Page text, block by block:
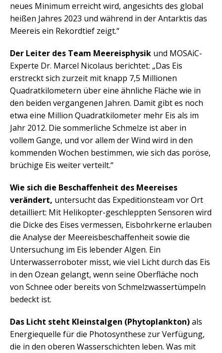
neues Minimum erreicht wird, angesichts des global
heißen Jahres 2023 und während in der Antarktis das
Meereis ein Rekordtief zeigt.“
Der Leiter des Team Meereisphysik und MOSAiC-
Experte Dr. Marcel Nicolaus berichtet: „Das Eis
erstreckt sich zurzeit mit knapp 7,5 Millionen
Quadratkilometern über eine ähnliche Fläche wie in
den beiden vergangenen Jahren. Damit gibt es noch
etwa eine Million Quadratkilometer mehr Eis als im
Jahr 2012. Die sommerliche Schmelze ist aber in
vollem Gange, und vor allem der Wind wird in den
kommenden Wochen bestimmen, wie sich das poröse,
brüchige Eis weiter verteilt.“
Wie sich die Beschaffenheit des Meereises
verändert, untersucht das Expeditionsteam vor Ort
detailliert: Mit Helikopter-geschleppten Sensoren wird
die Dicke des Eises vermessen, Eisbohrkerne erlauben
die Analyse der Meereisbeschaffenheit sowie die
Untersuchung im Eis lebender Algen. Ein
Unterwasserroboter misst, wie viel Licht durch das Eis
in den Ozean gelangt, wenn seine Oberfläche noch
von Schnee oder bereits von Schmelzwassertümpeln
bedeckt ist.
Das Licht steht Kleinstalgen (Phytoplankton)als
Energiequelle für die Photosynthese zur Verfügung,
die in den oberen Wasserschichten leben. Was mit